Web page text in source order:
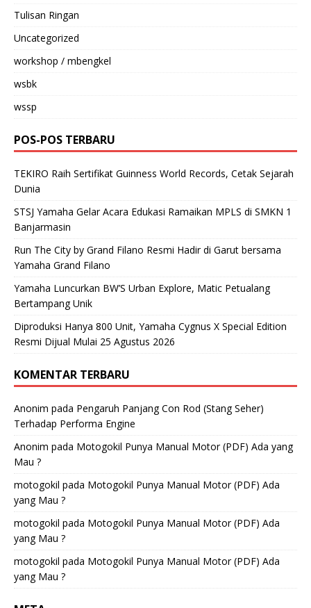
Tulisan Ringan
Uncategorized
workshop / mbengkel
wsbk
wssp
POS-POS TERBARU
TEKIRO Raih Sertifikat Guinness World Records, Cetak Sejarah
Dunia
STSJ Yamaha Gelar Acara Edukasi Ramaikan MPLS di SMKN 1
Banjarmasin
Run The City by Grand Filano Resmi Hadir di Garut bersama
Yamaha Grand Filano
Yamaha Luncurkan BW’S Urban Explore, Matic Petualang
Bertampang Unik
Diproduksi Hanya 800 Unit, Yamaha Cygnus X Special Edition
Resmi Dijual Mulai 25 Agustus 2026
KOMENTAR TERBARU
Anonim pada Pengaruh Panjang Con Rod (Stang Seher)
Terhadap Performa Engine
Anonim pada Motogokil Punya Manual Motor (PDF) Ada yang
Mau ?
motogokil pada Motogokil Punya Manual Motor (PDF) Ada
yang Mau ?
motogokil pada Motogokil Punya Manual Motor (PDF) Ada
yang Mau ?
motogokil pada Motogokil Punya Manual Motor (PDF) Ada
yang Mau ?